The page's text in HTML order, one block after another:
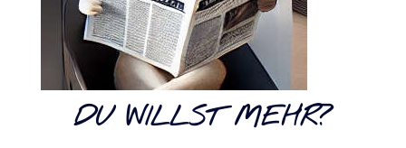
DU WILLST MEHR?